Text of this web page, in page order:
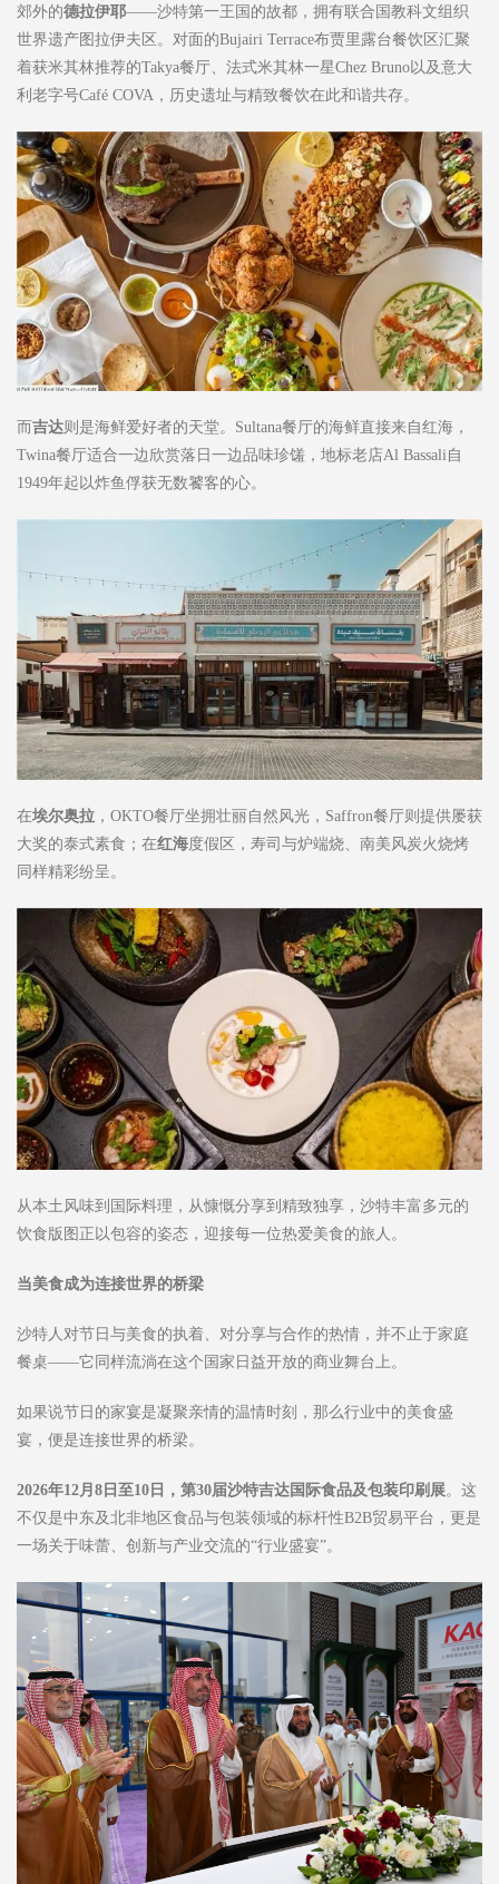
郊外的德拉伊耶——沙特第一王国的故都，拥有联合国教科文组织
世界遗产图拉伊夫区。对面的Bujairi Terrace布贾里露台餐饮区汇聚
着获米其林推荐的Takya餐厅、法式米其林一星Chez Bruno以及意大
利老字号Café COVA，历史遗址与精致餐饮在此和谐共存。
而吉达则是海鲜爱好者的天堂。Sultana餐厅的海鲜直接来自红海，
Twina餐厅适合一边欣赏落日一边品味珍馐，地标老店Al Bassali自
1949年起以炸鱼俘获无数饕客的心。
在埃尔奥拉 ，OKTO餐厅坐拥壮丽自然风光，Saffron餐厅则提供屡获
大奖的泰式素食；在红海 度假区，寿司与炉端烧、南美风炭火烧烤
同样精彩纷呈。
从本土风味到国际料理，从慷慨分享到精致独享，沙特丰富多元的
饮食版图正以包容的姿态，迎接每一位热爱美食的旅人。
当美食成为连接世界的桥梁
沙特人对节日与美食的执着、对分享与合作的热情，并不止于家庭
餐桌——它同样流淌在这个国家日益开放的商业舞台上。
如果说节日的家宴是凝聚亲情的温情时刻，那么行业中的美食盛
宴，便是连接世界的桥梁。
2026年12 月 8 日至10 日，第30届沙特吉达国际食品及包装印刷展。这
不仅是中东及北非地区食品与包装领域的标杆性B2B贸易平台，更是
一场关于味蕾、创新与产业交流的“行业盛宴”。